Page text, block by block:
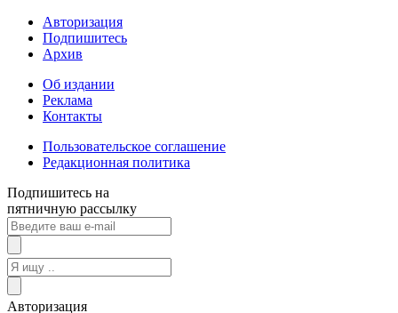
Авторизация
Подпишитесь
Архив
Об издании
Реклама
Контакты
Пользовательское соглашение
Редакционная политика
Подпишитесь на
пятничную рассылку
Авторизация